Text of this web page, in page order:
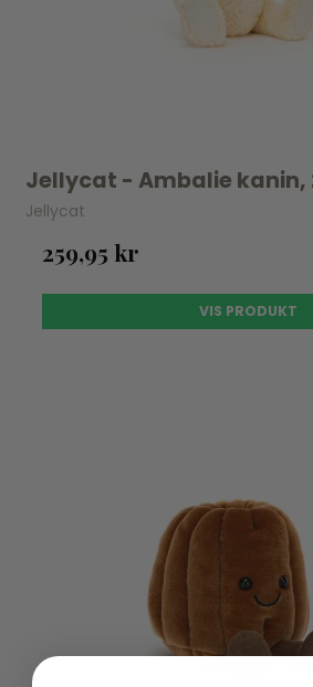
Jellycat - Ambalie kanin,
Jellycat
259,95 kr
VIS PRODUKT